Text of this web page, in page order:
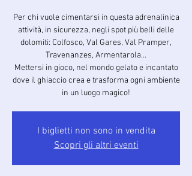
Per chi vuole cimentarsi in questa adrenalinica
attività, in sicurezza, negli spot più belli delle
dolomiti: Colfosco, Val Gares, Val Pramper,
Travenanzes, Armentarola…
Mettersi in gioco, nel mondo gelato e incantato
dove il ghiaccio crea e trasforma ogni ambiente
in un luogo magico!
I biglietti non sono in vendita
Scopri gli altri eventi